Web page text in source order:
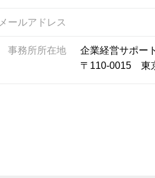
メールアドレス
事務所所在地
企業経営サポー
〒110-0015 東